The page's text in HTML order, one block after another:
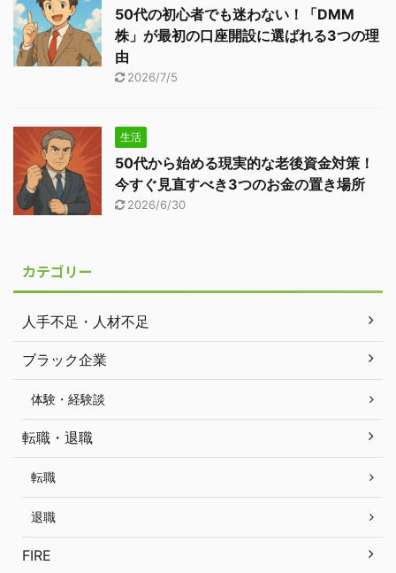
50代の初心者でも迷わない！「DMM
株」が最初の口座開設に選ばれる3つの理
由
2026/7/5
生活
50代から始める現実的な老後資金対策！
今すぐ見直すべき3つのお金の置き場所
2026/6/30
カテゴリー
人手不足・人材不足
ブラック企業
体験・経験談
転職・退職
転職
退職
FIRE